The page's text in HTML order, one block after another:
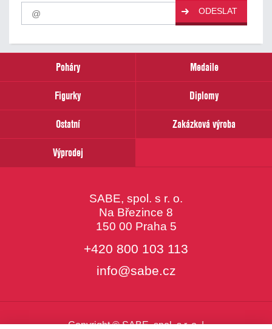
Pro
odběr
našich
email
ODESLAT
Poháry
Medaile
Figurky
Diplomy
Ostatní
Zakázková výroba
Výprodej
SABE, spol. s r. o.
Na Březince 8
150 00 Praha 5
+420 800 103 113
info@sabe.cz
Copyright © SABE, spol. s r. o. |